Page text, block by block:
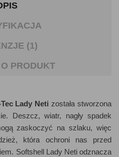
(1)
PRODUKT
Lady Neti została stworzona
Deszcz, wiatr, nagły spadek
zaskoczyć na szlaku, więc
która ochroni nas przed
Softshell Lady Neti odznacza